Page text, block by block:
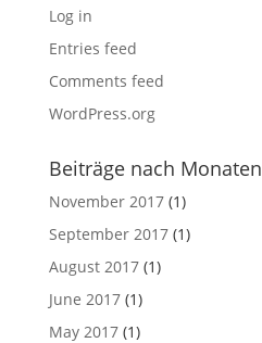
Log in
Entries feed
Comments feed
WordPress.org
Beiträge nach Monaten
November 2017(1)
September 2017(1)
August 2017(1)
June 2017(1)
May 2017(1)